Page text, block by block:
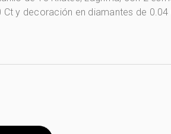
Ct y decoración en diamantes de 0.04